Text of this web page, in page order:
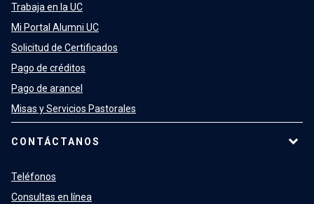
Trabaja en la UC
Mi Portal Alumni UC
Solicitud de Certificados
Pago de créditos
Pago de arancel
Misas y Servicios Pastorales
CONTÁCTANOS
Teléfonos
Consultas en línea